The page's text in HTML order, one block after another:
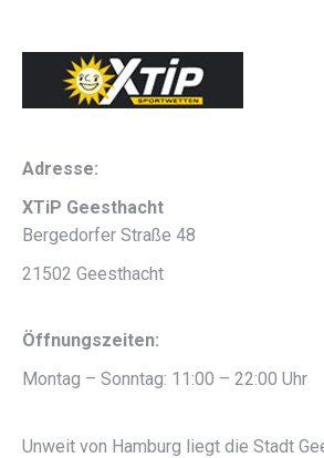
Adresse:
XTiP Geesthacht
Bergedorfer Straße 48
21502 Geesthacht
Öffnungszeiten:
Montag – Sonntag: 11:00 – 22:00 Uhr
Unweit von Hamburg liegt die Stadt